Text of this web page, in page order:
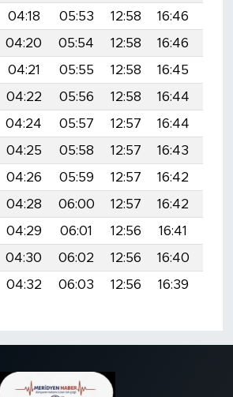
04:18 05:53 12:58 16:46
04:20 05:54 12:58 16:46
04:21 05:55 12:58 16:45
04:22 05:56 12:58 16:44
04:24 05:57 12:57 16:44
04:25 05:58 12:57 16:43
04:26 05:59 12:57 16:42
04:28 06:00 12:57 16:42
04:29 06:01 12:56 16:41
04:30 06:02 12:56 16:40
04:32 06:03 12:56 16:39